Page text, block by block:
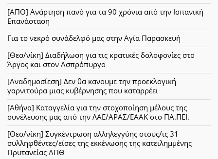
[ΑΠΟ] Ανάρτηση πανό για τα 90 χρόνια από την Ισπανική
Επανάσταση
Για το νεκρό συνάδελφό μας στην Αγία Παρασκευή
[Θεσ/νίκη] Διαδήλωση για τις κρατικές δολοφονίες στο
Άργος και στον Ασπρόπυργο
[Αναδημοσίεση] Δεν θα κανουμε την προεκλογική
γαρνιτούρα μιας κυβέρνησης που καταρρέει
[Αθήνα] Καταγγελία για την στοχοποίηση μέλους της
συνέλευσης μας από την ΛΑΕ/ΑΡΑΣ/ΕΑΑΚ στο ΠΑ.ΠΕΙ.
[Θεσ/νίκη] Συγκέντρωση αλληλεγγύης στους/ις 31
συλληφθέντες/είσες της εκκένωσης της κατειλημμένης
Πρυτανείας ΑΠΘ